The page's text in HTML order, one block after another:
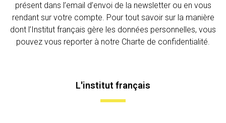
présent dans l’email d’envoi de la newsletter ou en vous
rendant sur votre compte. Pour tout savoir sur la manière
dont l’Institut français gère les données personnelles, vous
pouvez vous reporter à notre Charte de confidentialité.
L'institut français